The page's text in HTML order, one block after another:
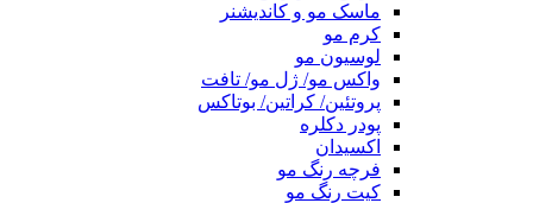
ماسک مو و کاندیشنر
کرم مو
لوسیون مو
واکس مو/ ژل مو/ تافت
پروتئین/ کراتین/ بوتاکس
پودر دکلره
اکسیدان
فرچه رنگ مو
کیت رنگ مو